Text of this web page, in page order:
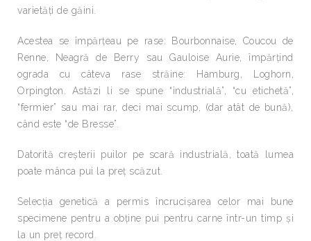
varietăţi de găini.
Acestea se împărţeau pe rase: Bourbonnaise, Coucou de
Renne, Neagră de Berry sau Gauloise Aurie, împărţind
ograda cu câteva rase străine: Hamburg, Loghorn,
Orpington. Astăzi li se spune “industrială”, “cu etichetă”,
“fermier” sau mai rar, deci mai scump, (dar atât de bună),
când este “de Bresse”.
Datorită creşterii puilor pe scară industrială, toată lumea
poate mânca pui la preţ scăzut.
Selecţia genetică a permis încrucişarea celor mai bune
specimene pentru a obţine pui pentru carne într-un timp şi
la un preţ record.